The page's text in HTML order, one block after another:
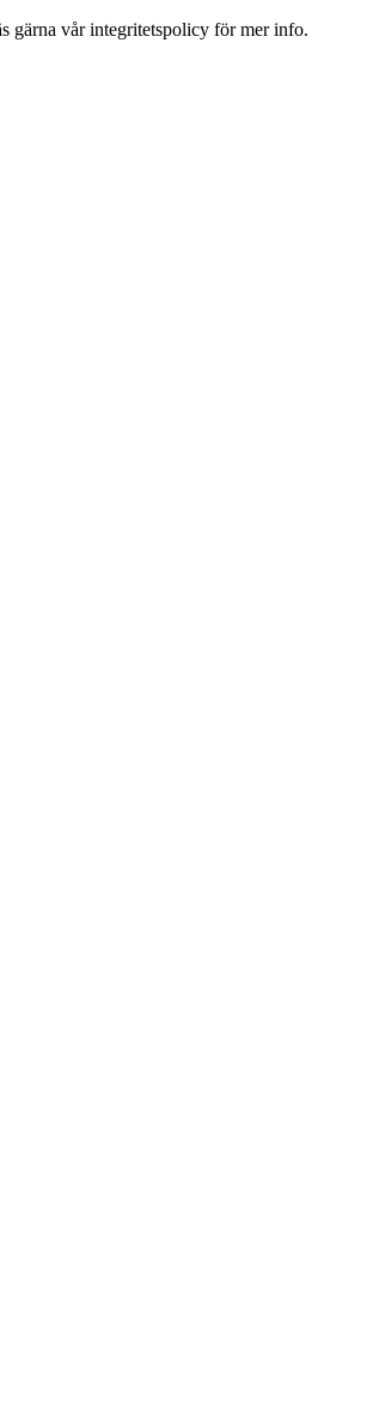
gärna vår integritetspolicy för mer info.